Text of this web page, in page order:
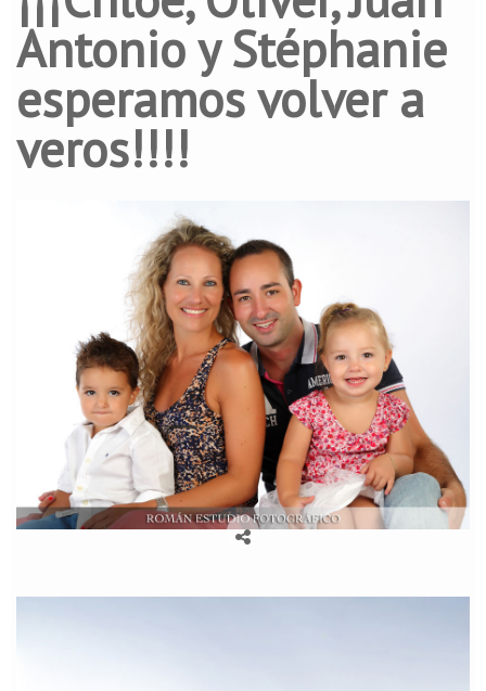
Antonio y Stéphanie
esperamos volver a
veros!!!!